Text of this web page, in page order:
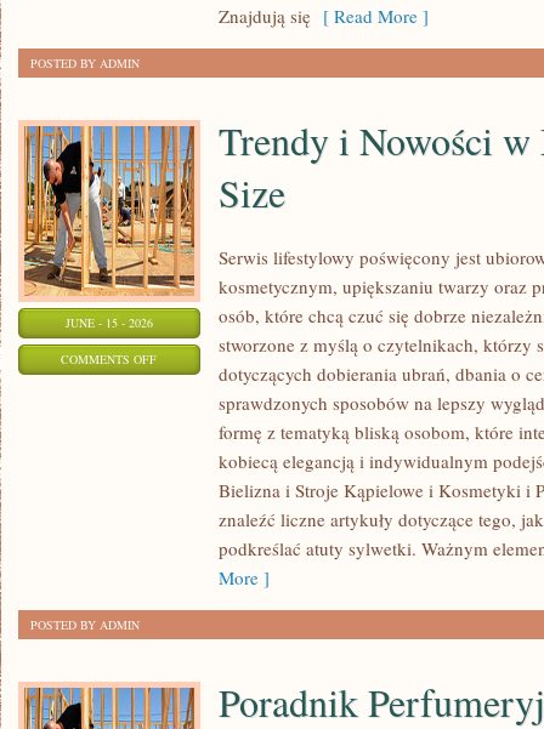
Znajdują się [ Read More ]
POSTED BY ADMIN
JUNE - 15 - 2026
COMMENTS OFFON
Trendy i Nowości w
Size
Serwis lifestylowy poświęcony jest
kosmetycznym, upiększaniu twarzy oraz
osób, które chcą czuć się dobrze
stworzone z myślą o czytelnikach, którzy
dotyczących dobierania ubrań, dbania o
sprawdzonych sposobów na lepszy
formę z tematyką bliską osobom, które
kobiecą elegancją i indywidualnym
Bielizna i Stroje Kąpielowe i Kosmetyki i
znaleźć liczne artykuły dotyczące tego,
podkreślać atuty sylwetki. Ważnym
More ]
POSTED BY ADMIN
Poradnik